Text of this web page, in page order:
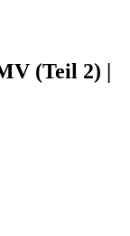
(Teil 2) |